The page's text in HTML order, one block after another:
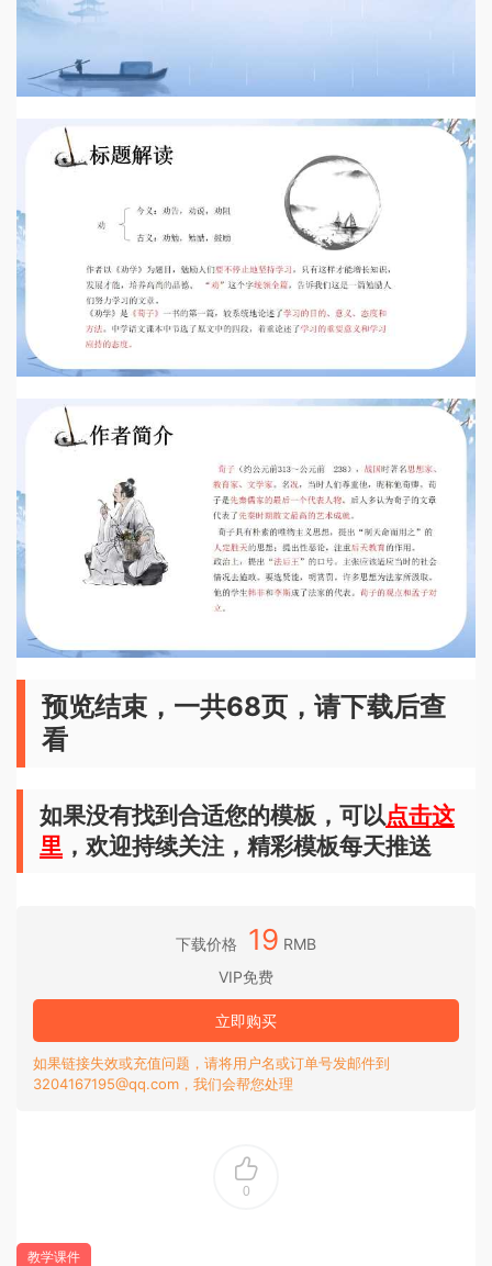
预览结束，一共68页，请下载后查
看
如果没有找到合适您的模板，可以点击这
里 ，欢迎持续关注，精彩模板每天推送
下载价格 19 RMB
VIP免费
立即购买
如果链接失效或充值问题，请将用户名或订单号发邮件到
3204167195@qq.com，我们会帮您处理
0
教学课件